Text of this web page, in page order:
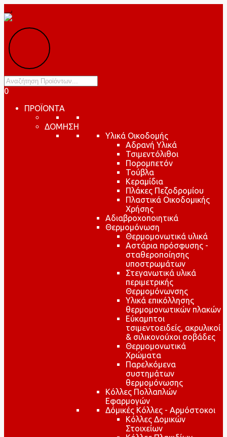
Products
search
0
ΠΡΟΪΟΝΤΑ
ΔΟΜΗΣΗ
Υλικά Οικοδομής
Αδρανή Υλικά
Τσιμεντόλιθοι
Πορομπετόν
Τούβλα
Κεραμίδια
Πλάκες Πεζοδρομίου
Πλαστικά Οικοδομικής
Χρήσης
Αδιαβροχοποιητικά
Θερμομόνωση
Θερμομονωτικά υλικά
Αστάρια πρόσφυσης -
σταθεροποίησης
υποστρωμάτων
Στεγανωτικά υλικά
περιμετρικής
Θερμομόνωνσης
Υλικά επικόλλησης
θερμομονωτικών πλακών
Εύκαμπτοι
τσιμεντοειδείς, ακρυλικοί
& σιλικονούχοι σοβάδες
Θερμομονωτικά
Χρώματα
Παρελκόμενα
συστημάτων
θερμομόνωσης
Κόλλες Πολλαπλών
Εφαρμογών
Δόμικές Κόλλες - Αρμόστοκοι
Κόλλες Δομικών
Στοιχείων